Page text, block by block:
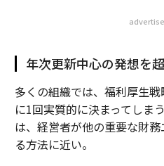
年次更新中心の発想を
多くの組織では、福利厚生
に1回実質的に決まってしま
は、経営者が他の重要な財
る方法に近い。